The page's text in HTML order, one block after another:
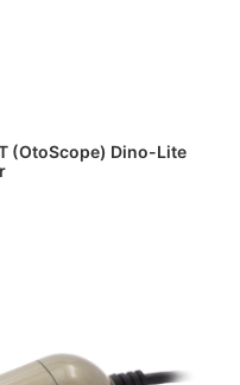
HARGA
(OtoScope) Dino-Lite